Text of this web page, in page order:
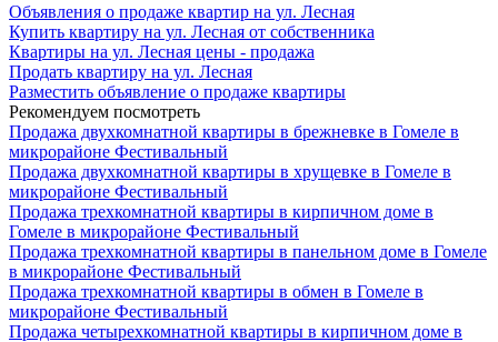
Объявления о продаже квартир на ул. Лесная
Купить квартиру на ул. Лесная от собственника
Квартиры на ул. Лесная цены - продажа
Продать квартиру на ул. Лесная
Разместить объявление о продаже квартиры
Рекомендуем посмотреть
Продажа двухкомнатной квартиры в брежневке в Гомеле в
микрорайоне Фестивальный
Продажа двухкомнатной квартиры в хрущевке в Гомеле в
микрорайоне Фестивальный
Продажа трехкомнатной квартиры в кирпичном доме в
Гомеле в микрорайоне Фестивальный
Продажа трехкомнатной квартиры в панельном доме в Гомеле
в микрорайоне Фестивальный
Продажа трехкомнатной квартиры в обмен в Гомеле в
микрорайоне Фестивальный
Продажа четырехкомнатной квартиры в кирпичном доме в